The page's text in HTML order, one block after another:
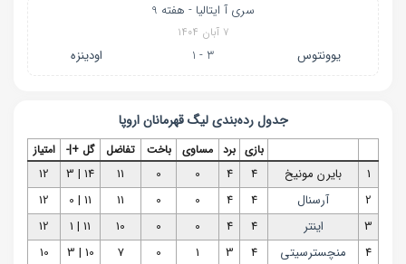
سری آ ایتالیا - هفته 9
۷ آبان ۱۴۰۴
یوونتوس 3 - 1 اودینزه
جدول رده‌بندیلیگ قهرمانان اروپا
بازی برد مساوی باخت تفاضل گل +|- امتیاز
1 بایرن‌ مونیخ 4
4
0
0
11
14 | 3
12
2
آرسنال 4
4
0
0
11
11 | 0
12
3
اینتر 4
4
0
0
10
11 | 1
12
4
منچسترسیتی 4
3
1
0
7
10 | 3
10